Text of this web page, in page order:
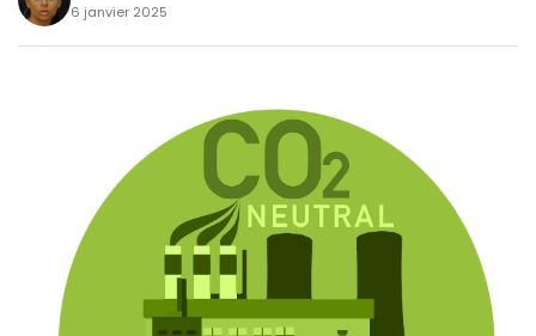
6 janvier 2025